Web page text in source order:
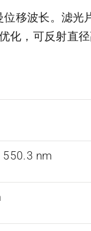
移波长。滤
化，可反射直
550.3 nm